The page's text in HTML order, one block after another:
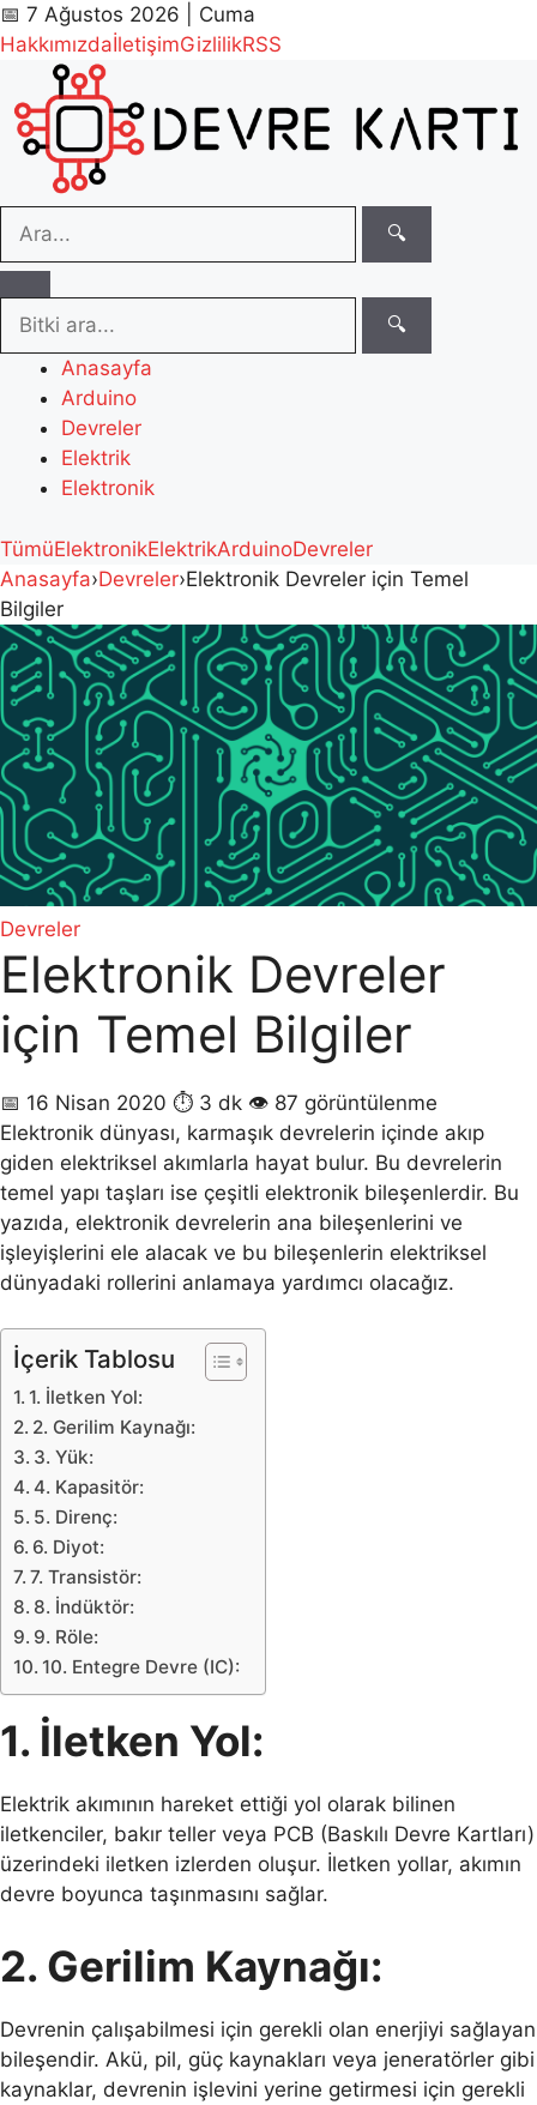
📅 7 Ağustos 2026 | Cuma
HakkımızdaİletişimGizlilikRSS
🔍
🔍
Anasayfa
Arduino
Devreler
Elektrik
Elektronik
TümüElektronikElektrikArduinoDevreler
Anasayfa›Devreler›Elektronik Devreler için Temel
Bilgiler
Devreler
Elektronik Devreler
için Temel Bilgiler
📅 16 Nisan 2020 ⏱ 3 dk 👁 87 görüntülenme
Elektronik dünyası, karmaşık devrelerin içinde akıp
giden elektriksel akımlarla hayat bulur. Bu devrelerin
temel yapı taşları ise çeşitli elektronik bileşenlerdir. Bu
yazıda, elektronik devrelerin ana bileşenlerini ve
işleyişlerini ele alacak ve bu bileşenlerin elektriksel
dünyadaki rollerini anlamaya yardımcı olacağız.
İçerik Tablosu
1. İletken Yol:
2. Gerilim Kaynağı:
3. Yük:
4. Kapasitör:
5. Direnç:
6. Diyot:
7. Transistör:
8. İndüktör:
9. Röle:
10. Entegre Devre (IC):
1. İletken Yol:
Elektrik akımının hareket ettiği yol olarak bilinen
iletkenciler, bakır teller veya PCB (Baskılı Devre Kartları)
üzerindeki iletken izlerden oluşur. İletken yollar, akımın
devre boyunca taşınmasını sağlar.
2. Gerilim Kaynağı:
Devrenin çalışabilmesi için gerekli olan enerjiyi sağlayan
bileşendir. Akü, pil, güç kaynakları veya jeneratörler gibi
kaynaklar, devrenin işlevini yerine getirmesi için gerekli